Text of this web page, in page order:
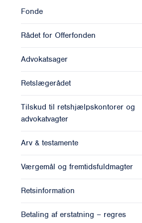
Fonde
Rådet for Offerfonden
Advokatsager
Retslægerådet
Tilskud til retshjælpskontorer og
advokatvagter
Arv & testamente
Værgemål og fremtidsfuldmagter
Retsinformation
Betaling af erstatning – regres